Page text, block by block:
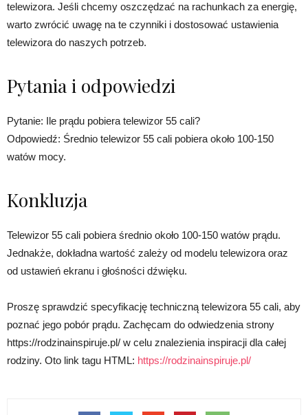
telewizora. Jeśli chcemy oszczędzać na rachunkach za energię,
warto zwrócić uwagę na te czynniki i dostosować ustawienia
telewizora do naszych potrzeb.
Pytania i odpowiedzi
Pytanie: Ile prądu pobiera telewizor 55 cali?
Odpowiedź: Średnio telewizor 55 cali pobiera około 100-150
watów mocy.
Konkluzja
Telewizor 55 cali pobiera średnio około 100-150 watów prądu.
Jednakże, dokładna wartość zależy od modelu telewizora oraz
od ustawień ekranu i głośności dźwięku.
Proszę sprawdzić specyfikację techniczną telewizora 55 cali, aby
poznać jego pobór prądu. Zachęcam do odwiedzenia strony
https://rodzinainspiruje.pl/ w celu znalezienia inspiracji dla całej
rodziny. Oto link tagu HTML: https://rodzinainspiruje.pl/